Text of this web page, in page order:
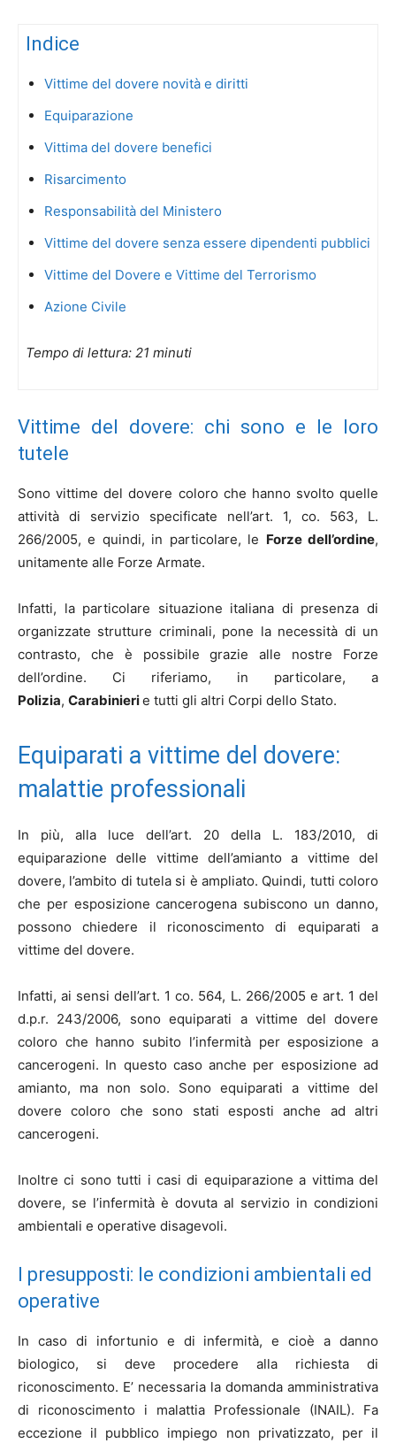
Indice
Vittime del dovere novità e diritti
Equiparazione
Vittima del dovere benefici
Risarcimento
Responsabilità del Ministero
Vittime del dovere senza essere dipendenti pubblici
Vittime del Dovere e Vittime del Terrorismo
Azione Civile
Tempo di lettura: 21 minuti
Vittime del dovere: chi sono e le loro
tutele
Sono vittime del dovere coloro che hanno svolto quelle
attività di servizio specificate nell’art. 1, co. 563, L.
266/2005, e quindi, in particolare, le Forze dell’ordine,
unitamente alle Forze Armate.
Infatti, la particolare situazione italiana di presenza di
organizzate strutture criminali, pone la necessità di un
contrasto, che è possibile grazie alle nostre Forze
dell’ordine. Ci riferiamo, in particolare, a
Polizia, Carabinierie tutti gli altri Corpi dello Stato.
Equiparati a vittime del dovere:
malattie professionali
In più, alla luce dell’art. 20 della L. 183/2010, di
equiparazione delle vittime dell’amianto a vittime del
dovere, l’ambito di tutela si è ampliato. Quindi, tutti coloro
che per esposizione cancerogena subiscono un danno,
possono chiedere il riconoscimento di equiparati a
vittime del dovere.
Infatti, ai sensi dell’art. 1 co. 564, L. 266/2005 e art. 1 del
d.p.r. 243/2006, sono equiparati a vittime del dovere
coloro che hanno subito l’infermità per esposizione a
cancerogeni. In questo caso anche per esposizione ad
amianto, ma non solo. Sono equiparati a vittime del
dovere coloro che sono stati esposti anche ad altri
cancerogeni.
Inoltre ci sono tutti i casi di equiparazione a vittima del
dovere, se l’infermità è dovuta al servizio in condizioni
ambientali e operative disagevoli.
I presupposti: le condizioni ambientali ed
operative
In caso di infortunio e di infermità, e cioè a danno
biologico, si deve procedere alla richiesta di
riconoscimento. E’ necessaria la domanda amministrativa
di riconoscimento i malattia Professionale (INAIL). Fa
eccezione il pubblico impiego non privatizzato, per il